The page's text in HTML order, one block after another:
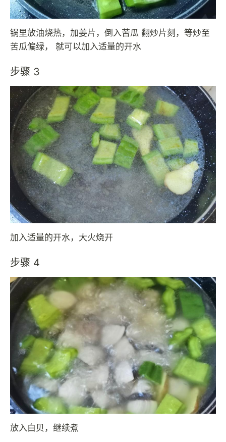
锅里放油烧热，加姜片，倒入苦瓜 翻炒片刻，等炒至
苦瓜偏绿， 就可以加入适量的开水
步骤 3
加入适量的开水，大火烧开
步骤 4
放入白贝，继续煮